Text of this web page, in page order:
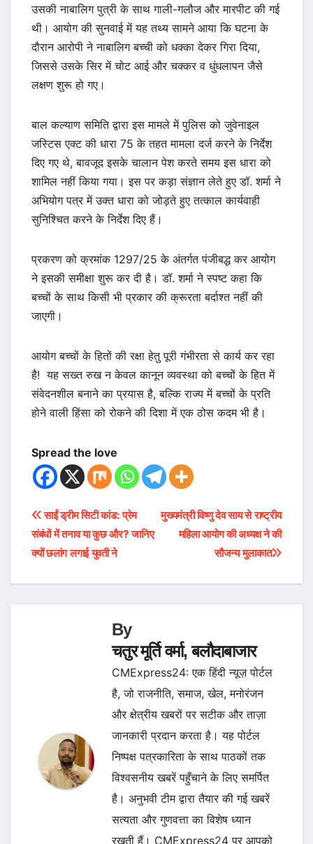
उसकी नाबालिग पुत्री के साथ गाली-गलौज और मारपीट की गई
थी। आयोग की सुनवाई में यह तथ्य सामने आया कि घटना के
दौरान आरोपी ने नाबालिग बच्ची को धक्का देकर गिरा दिया,
जिससे उसके सिर में चोट आई और चक्कर व धुंधलापन जैसे
लक्षण शुरू हो गए।
बाल कल्याण समिति द्वारा इस मामले में पुलिस को जुवेनाइल
जस्टिस एक्ट की धारा 75 के तहत मामला दर्ज करने के निर्देश
दिए गए थे, बावजूद इसके चालान पेश करते समय इस धारा को
शामिल नहीं किया गया। इस पर कड़ा संज्ञान लेते हुए डॉ. शर्मा ने
अभियोग पत्र में उक्त धारा को जोड़ते हुए तत्काल कार्यवाही
सुनिश्चित करने के निर्देश दिए हैं।
प्रकरण को क्रमांक 1297/25 के अंतर्गत पंजीबद्ध कर आयोग
ने इसकी समीक्षा शुरू कर दी है। डॉ. शर्मा ने स्पष्ट कहा कि
बच्चों के साथ किसी भी प्रकार की क्रूरता बर्दाश्त नहीं की
जाएगी।
आयोग बच्चों के हितों की रक्षा हेतु पूरी गंभीरता से कार्य कर रहा
है! यह सख्त रुख न केवल कानून व्यवस्था को बच्चों के हित में
संवेदनशील बनाने का प्रयास है, बल्कि राज्य में बच्चों के प्रति
होने वाली हिंसा को रोकने की दिशा में एक ठोस कदम भी है।
Spread the love
Post
navigation
मुख्यमंत्री विष्णु देव साय से राष्ट्रीय
महिला आयोग की अध्यक्ष ने की
सौजन्य मुलाकात
साईं ड्रीम सिटी कांड: प्रेम
संबंधों में तनाव या कुछ और? जानिए
क्यों छलांग लगाई युवती ने
By
चतुर मूर्ति वर्मा, बलौदाबाजार
CMExpress24: एक हिंदी न्यूज़ पोर्टल
है, जो राजनीति, समाज, खेल, मनोरंजन
और क्षेत्रीय खबरों पर सटीक और ताज़ा
जानकारी प्रदान करता है। यह पोर्टल
निष्पक्ष पत्रकारिता के साथ पाठकों तक
विश्वसनीय खबरें पहुँचाने के लिए समर्पित
है। अनुभवी टीम द्वारा तैयार की गई खबरें
सत्यता और गुणवत्ता का विशेष ध्यान
रखती हैं। CMExpress24 पर आपको